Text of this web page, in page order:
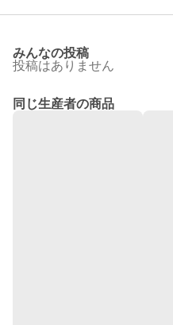
みんなの投稿
投稿はありません
同じ生産者の商品